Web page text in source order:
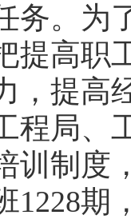
务。为
提高职
，提高
程局、
训制度
1228期